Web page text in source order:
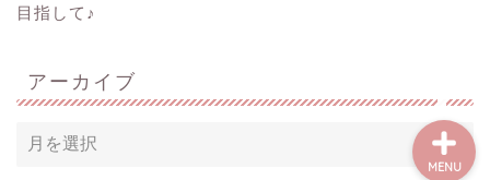
目指して♪
アーカイブ
MENU